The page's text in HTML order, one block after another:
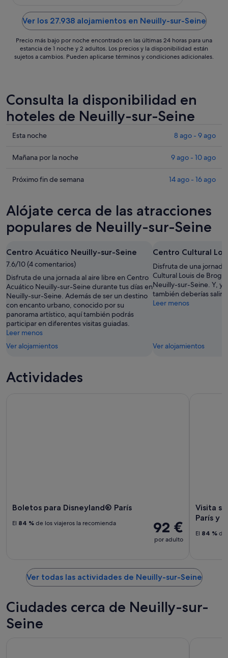
Ver los 27.938 alojamientos en Neuilly-sur-Seine
Precio más bajo por noche encontrado en las últimas 24 horas para una
estancia de 1 noche y 2 adultos. Los precios y la disponibilidad están
sujetos a cambios. Pueden aplicarse términos y condiciones adicionales.
Consulta la disponibilidad en
hoteles de Neuilly-sur-Seine
Comprueba
precios
Neuilly-
para
noche,
ago
-
9
ago
Esta noche 8 ago - 9 ago
Comprueba
precios
sur-
Seine
para
por
la
noche,
9
ago
-
10
ago
Mañana por la noche 9 ago - 10 ago
Comprueba
en
Neuilly-
sur-
para
el
próximo
fin
de
semana,
14
ago
16
Próximo fin de semana 14 ago - 16 ago
Alójate cerca de las atracciones
populares de Neuilly-sur-Seine
Centro Acuático Neuilly-sur-Seine
7.6/10 (4 comentarios)
Disfruta de una jornada al aire libre en Centro
Acuático Neuilly-sur-Seine durante tus días en
Neuilly-sur-Seine. Además de ser un destino
con encanto urbano, conocido por su
panorama artístico, aquí también podrás
participar en diferentes visitas guiadas.
Leer menos
Ver alojamientos
Centro Cultural
Disfruta de una
Cultural Louis de
Neuilly-sur-Seine. Y,
también deberías salir
Leer menos
Ver alojamientos
Actividades
Boletos para Disneyland® París
92 €
por adulto
El 84 % de los viajeros la recomienda
Visita
París y
El 84 % de
Ver todas las actividades de Neuilly-sur-Seine
Ciudades cerca de Neuilly-sur-
Seine